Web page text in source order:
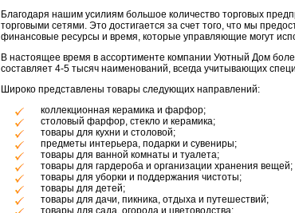
Благодаря нашим усилиям большое количество торговых
торговыми сетями. Это достигается за счет того, что мы
финансовые ресурсы и время, которые управляющие могут
В настоящее время в ассортименте компании Уютный Дом
составляет 4-5 тысяч наименований, всегда учитывающих
Широко представлены товары следующих направлений:
коллекционная керамика и фарфор;
столовый фарфор, стекло и керамика;
товары для кухни и столовой;
предметы интерьера, подарки и сувениры;
товары для ванной комнаты и туалета;
товары для гардероба и организации хранения вещей;
товары для уборки и поддержания чистоты;
товары для детей;
товары для дачи, пикника, отдыха и путешествий;
товары для сада, огорода и цветоводства;